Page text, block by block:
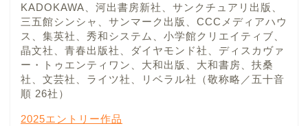
KADOKAWA、河出書房新社、サンクチュアリ出版、
三五館シンシャ、サンマーク出版、CCCメディアハウ
ス、集英社、秀和システム、小学館クリエイティブ、
晶文社、青春出版社、ダイヤモンド社、ディスカヴァ
ー・トゥエンティワン、大和出版、大和書房、扶桑
社、文芸社、ライツ社、リベラル社（敬称略／五十音
順 26社）
2025エントリー作品